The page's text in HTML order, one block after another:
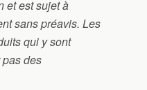
et est sujet à
sans préavis. Les
qui y sont
des